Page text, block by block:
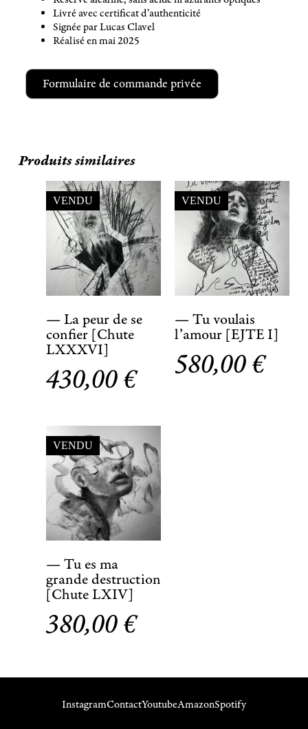
Livré avec certificat d’authenticité
Signée par Lucas Clavel
Réalisé en mai 2025
Formulaire de commande privée
Produits similaires
VENDU
— La peur de se
confier [Chute
LXXXVI]
430,00€
VENDU
— Tu voulais
l’amour [EJTE I]
580,00€
VENDU
— Tu es ma
grande destruction
[Chute LXIV]
380,00€
InstagramContactYoutubeAmazonSpotify